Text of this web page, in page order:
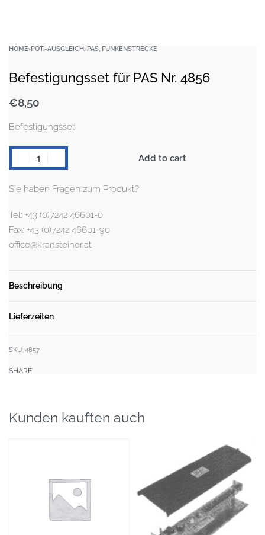
HOME›POT.-AUSGLEICH, PAS, FUNKENSTRECKE
Befestigungsset für PAS Nr. 4856
€8,50
Befestigungsset
Add to cart
Sie haben Fragen zum Produkt?
Tel: +43 (0)7242 46601-0
Fax: +43 (0)7242 46601-90
office@kransteiner.at
Beschreibung
Lieferzeiten
SKU: 4857
SHARE
Kunden kauften auch